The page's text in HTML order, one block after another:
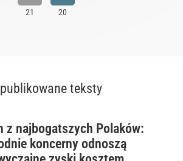
teksty
z najbogatszych Polaków:
koncerny odnoszą